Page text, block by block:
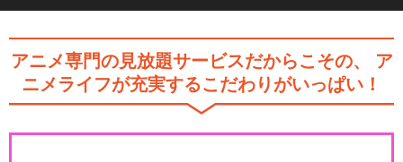
アニメ専門の見放題サービスだからこその、
ア
ニメライフが充実するこだわりがいっぱい！